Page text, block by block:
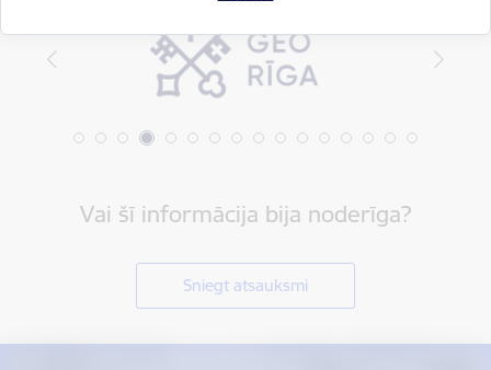
Vai šī informācija bija noderīga?
Sniegt atsauksmi